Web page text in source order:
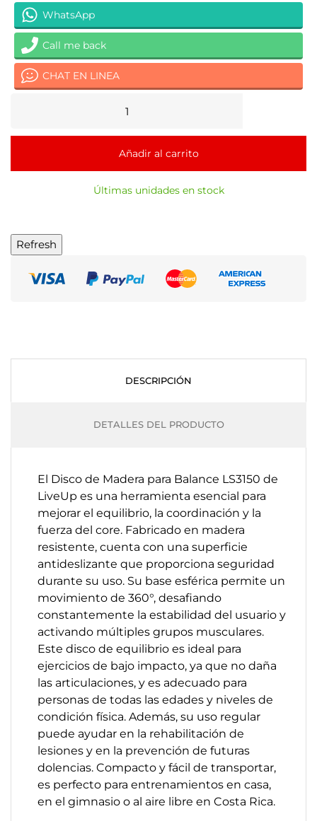
WhatsApp
Call me back
CHAT EN LINEA
Añadir al carrito
Últimas unidades en stock
DESCRIPCIÓN
DETALLES DEL PRODUCTO
El Disco de Madera para Balance LS3150 de
LiveUp es una herramienta esencial para
mejorar el equilibrio, la coordinación y la
fuerza del core. Fabricado en madera
resistente, cuenta con una superficie
antideslizante que proporciona seguridad
durante su uso. Su base esférica permite un
movimiento de 360°, desafiando
constantemente la estabilidad del usuario y
activando múltiples grupos musculares.
Este disco de equilibrio es ideal para
ejercicios de bajo impacto, ya que no daña
las articulaciones, y es adecuado para
personas de todas las edades y niveles de
condición física. Además, su uso regular
puede ayudar en la rehabilitación de
lesiones y en la prevención de futuras
dolencias. Compacto y fácil de transportar,
es perfecto para entrenamientos en casa,
en el gimnasio o al aire libre en Costa Rica.